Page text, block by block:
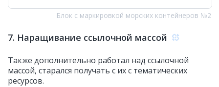
Блок с маркировкой морских контейнеров №2
7. Наращивание ссылочной массой
Также дополнительно работал над ссылочной
массой, старался получать с их с тематических
ресурсов.